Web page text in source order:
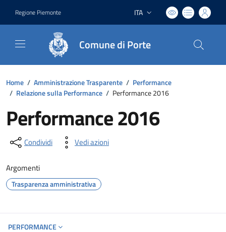
Regione Piemonte Lingua attiva:
ITA
Comune di Porte
Home / Amministrazione Trasparente / Performance
/ Relazione sulla Performance / Performance 2016
Performance 2016
Condividi Vedi azioni
Argomenti
Trasparenza amministrativa
PERFORMANCE